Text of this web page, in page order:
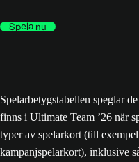
Spela nu
Spelarbetygstabellen speglar
finns i Ultimate Team ’26 när
typer av spelarkort (till
kampanjspelarkort), inklusive